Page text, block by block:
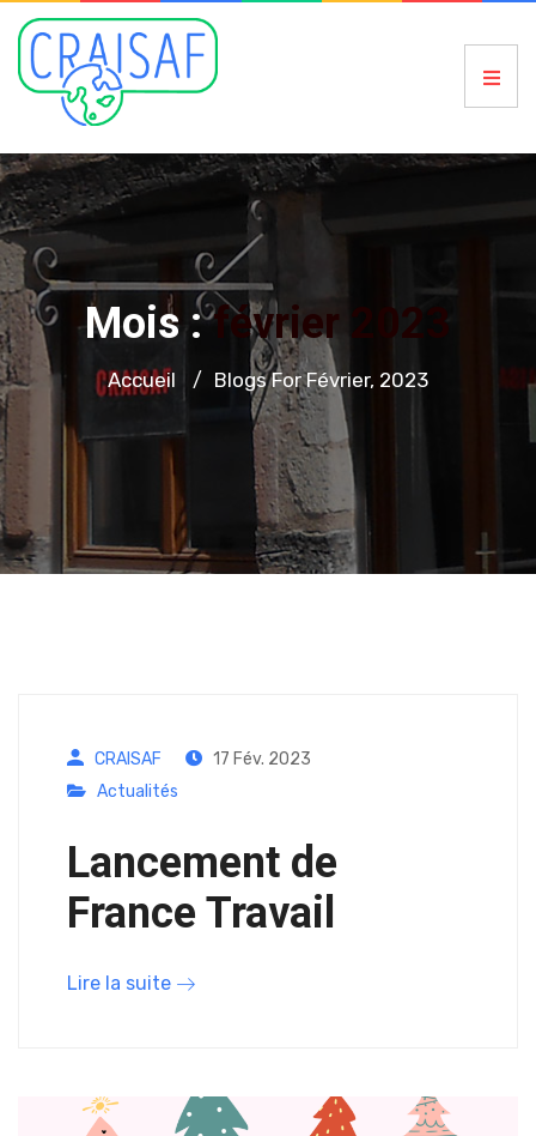
Mois :février 2023
Accueil / Blogs For Février, 2023
CRAISAF
17 Fév. 2023
Actualités
Lancement de
France Travail
Lire la suite